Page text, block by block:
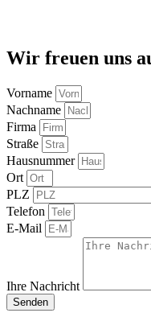
Wir freuen uns
Vorname
Nachname
Firma
Straße
Hausnummer
Ort
PLZ
Telefon
E-Mail
Ihre Nachricht
Senden